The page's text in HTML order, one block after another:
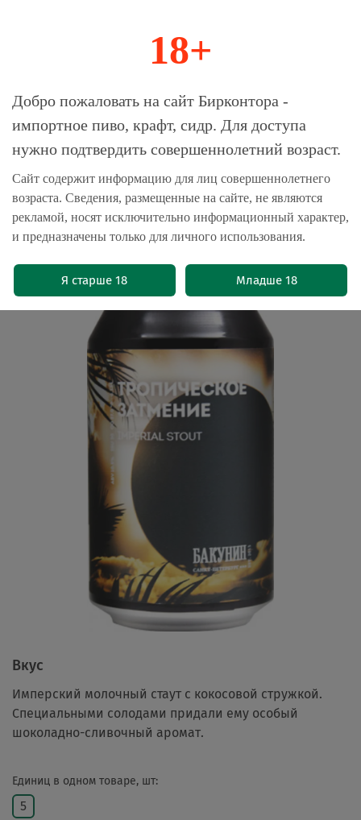
Магазин-Склад импортного пива, крафта и
Главная Бренды Бакунин
Пиво Бакунин Тропическое
Затмение / Bakunin Tropicheskoe
Zatmenie​ 0.33 - банка
(0)
Единиц в одном товаре, шт:
5
Вкус
Имперский молочный стаут с кокосовой стружкой.
Специальными солодами придали ему особый
шоколадно-сливочный аромат.
18+
Добро пожаловать на сайт Бирконтора -
импортное пиво, крафт, сидр. Для доступа
нужно подтвердить совершеннолетний возраст.
Сайт содержит информацию для лиц совершеннолетнего
возраста. Сведения, размещенные на сайте, не являются
рекламой, носят исключительно информационный характер,
и предназначены только для личного использования.
Я старше 18 Младше 18